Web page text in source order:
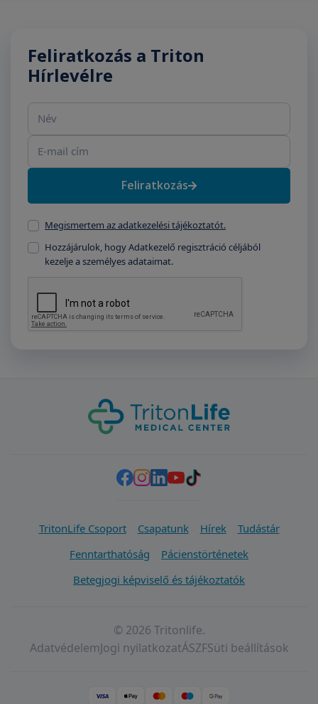
Feliratkozás a Triton
Hírlevélre
Név
E-mail cím
Feliratkozás
Megismertem az adatkezelési tájékoztatót.
Hozzájárulok, hogy Adatkezelő regisztráció céljából
kezelje a személyes adataimat.
TritonLife Csoport Csapatunk Hírek
Tudástár
Fenntarthatóság
Pácienstörténetek
Betegjogi képviselő és tájékoztatók
© 2026 Tritonlife.
AdatvédelemJogi nyilatkozatÁSZFSüti beállítások